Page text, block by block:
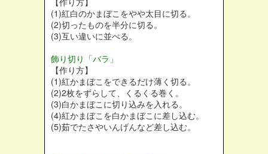
(1)紅白のかまぼこをやや太目に切る。
(2)切ったものを半分に切る。
(3)互い違いに並べる。
飾り切り「バラ」
【作り方】
(1)紅かまぼこをできるだけ薄く切る。
(2)2枚をずらして、くるくる巻く。
(3)白かまぼこに切り込みを入れる。
(4)紅かまぼこを白かまぼこに差し込む。
(5)茹でたさやいんげんなど差し込む。